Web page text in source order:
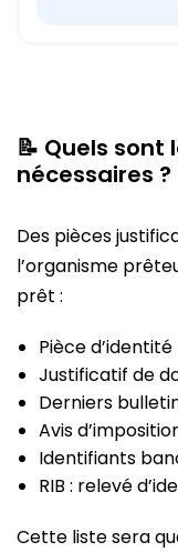
📝 Quels
nécessaires ?
Des pièces
l’organisme
prêt :
Pièce d’identité
Justificatif de
Derniers
Avis
Identifiants
RIB : relevé
Cette liste sera